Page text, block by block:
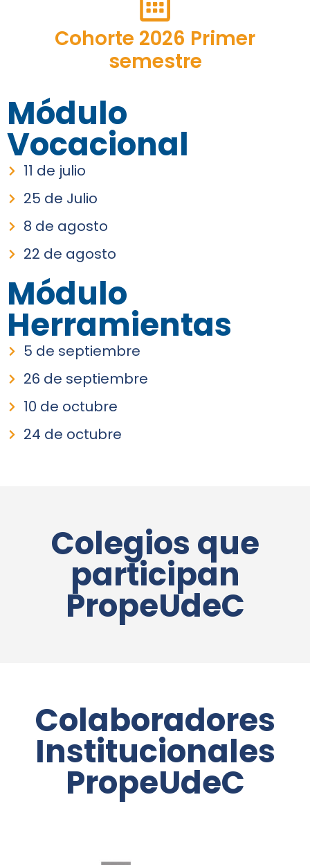
Cohorte 2026 Primer
semestre
Módulo
Vocacional
11 de julio
25 de Julio
8 de agosto
22 de agosto
Módulo
Herramientas
5 de septiembre
26 de septiembre
10 de octubre
24 de octubre
Colegios que
participan
PropeUdeC
Colaboradores
Institucionales
PropeUdeC